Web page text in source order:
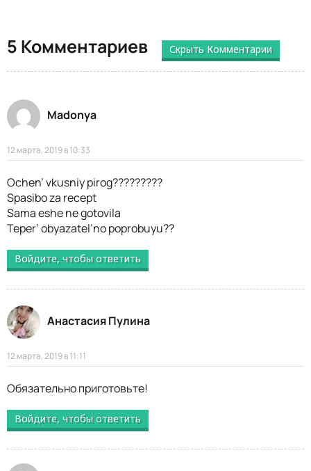
5 Комментариев Скрыть Комментарии
Madonya
12 марта, 2019 в 10:33
Ochen’ vkusniy pirog?????????
Spasibo za recept
Sama eshe ne gotovila
Teper’ obyazatel’no poprobuyu??
Войдите, чтобы ответить
Анастасия Пулина
12 марта, 2019 в 11:11
Обязательно приготовьте!
Войдите, чтобы ответить